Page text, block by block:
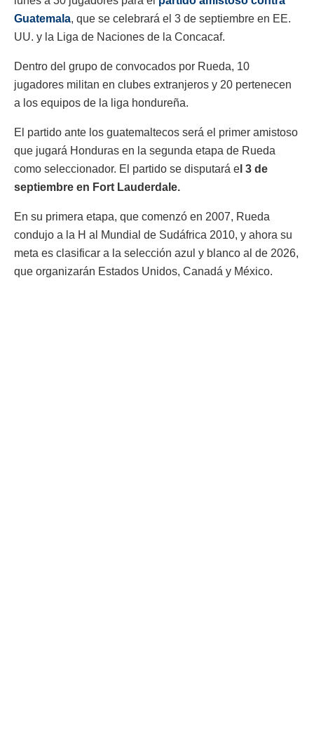
Guatemala, que se celebrará el 3 de septiembre en EE.
UU. y la Liga de Naciones de la Concacaf.
Dentro del grupo de convocados por Rueda, 10
jugadores militan en clubes extranjeros y 20 pertenecen
a los equipos de la liga hondureña.
El partido ante los guatemaltecos será el primer amistoso
que jugará Honduras en la segunda etapa de Rueda
como seleccionador. El partido se disputará e l 3 de
septiembre en Fort Lauderdale.
En su primera etapa, que comenzó en 2007, Rueda
condujo a la H al Mundial de Sudáfrica 2010, y ahora su
meta es clasificar a la selección azul y blanco al de 2026,
que organizarán Estados Unidos, Canadá y México.